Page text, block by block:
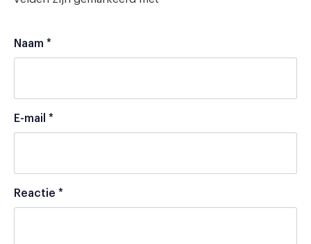
Naam *
E-mail *
Reactie *